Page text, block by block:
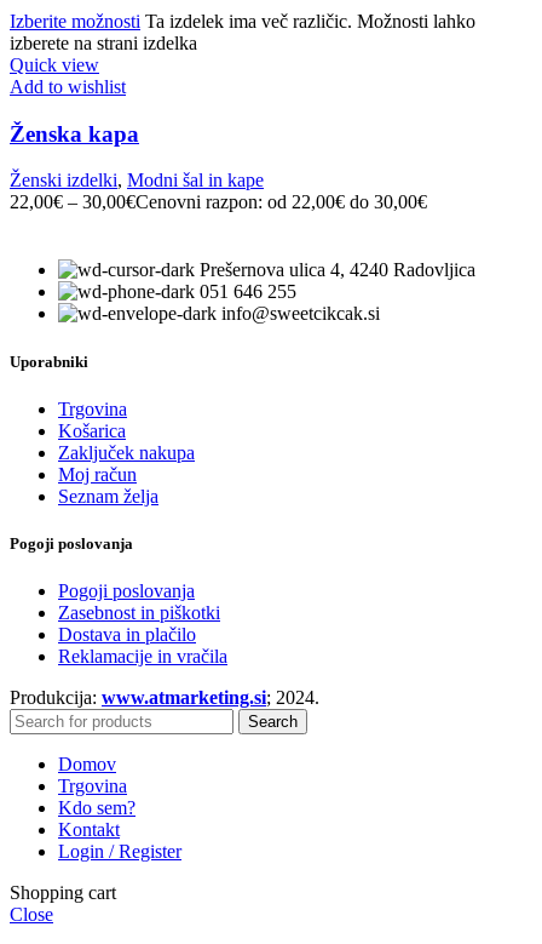
Izberite možnosti Ta izdelek ima več različic. Možnosti lahko
izberete na strani izdelka
Quick view
Add to wishlist
Ženska kapa
Ženski izdelki, Modni šal in kape
22,00€ – 30,00€Cenovni razpon: od 22,00€ do 30,00€
Prešernova ulica 4, 4240 Radovljica
051 646 255
info@sweetcikcak.si
Uporabniki
Trgovina
Košarica
Zaključek nakupa
Moj račun
Seznam želja
Pogoji poslovanja
Pogoji poslovanja
Zasebnost in piškotki
Dostava in plačilo
Reklamacije in vračila
Produkcija: www.atmarketing.si; 2024.
Search
Domov
Trgovina
Kdo sem?
Kontakt
Login / Register
Shopping cart
Close